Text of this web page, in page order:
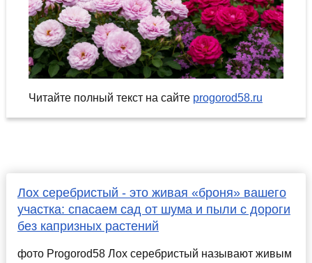
Читайте полный текст на сайте progorod58.ru
Лох серебристый - это живая «броня» вашего
участка: спасаем сад от шума и пыли с дороги
без капризных растений
фото Progorod58 Лох серебристый называют живым